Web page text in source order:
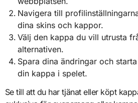
Navigera till
dina skins och kappor.
Välj den kappa du vill utrusta
alternativen.
Spara dina ändringar och
din kappa i spelet.
Se till att du har tjänat eller köpt